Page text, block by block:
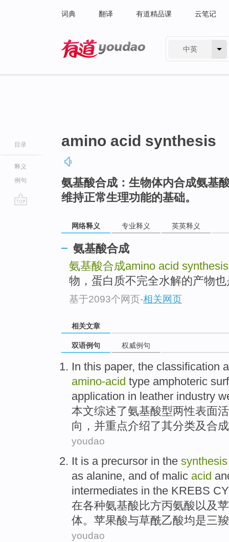
词典 翻译 有道精品课 云笔记
中英
目录
释义
例句
amino acid synthesis
氨基酸合成：生物体内合成氨基
维持正常生理功能的基础。
网络释义 专业释义 英英释义
氨基酸合成
氨基酸合成amino acid synthesis
物，蛋白质不完全水解的产物
基于2093个网页-相关网页
相关文章
双语例句 权威例句
In this paper, the classification
amino-acid type amphoteric
application in leather industry
本文综述了氨基酸型两性表面
向， 并重点介绍了其分类及合成
youdao
It is a precursor in the synthesis
as alanine, and of malic acid
intermediates in the KREBS
在各种氨基酸比方丙氨酸以及
体。苹果酸与草酰乙酸均是三
youdao